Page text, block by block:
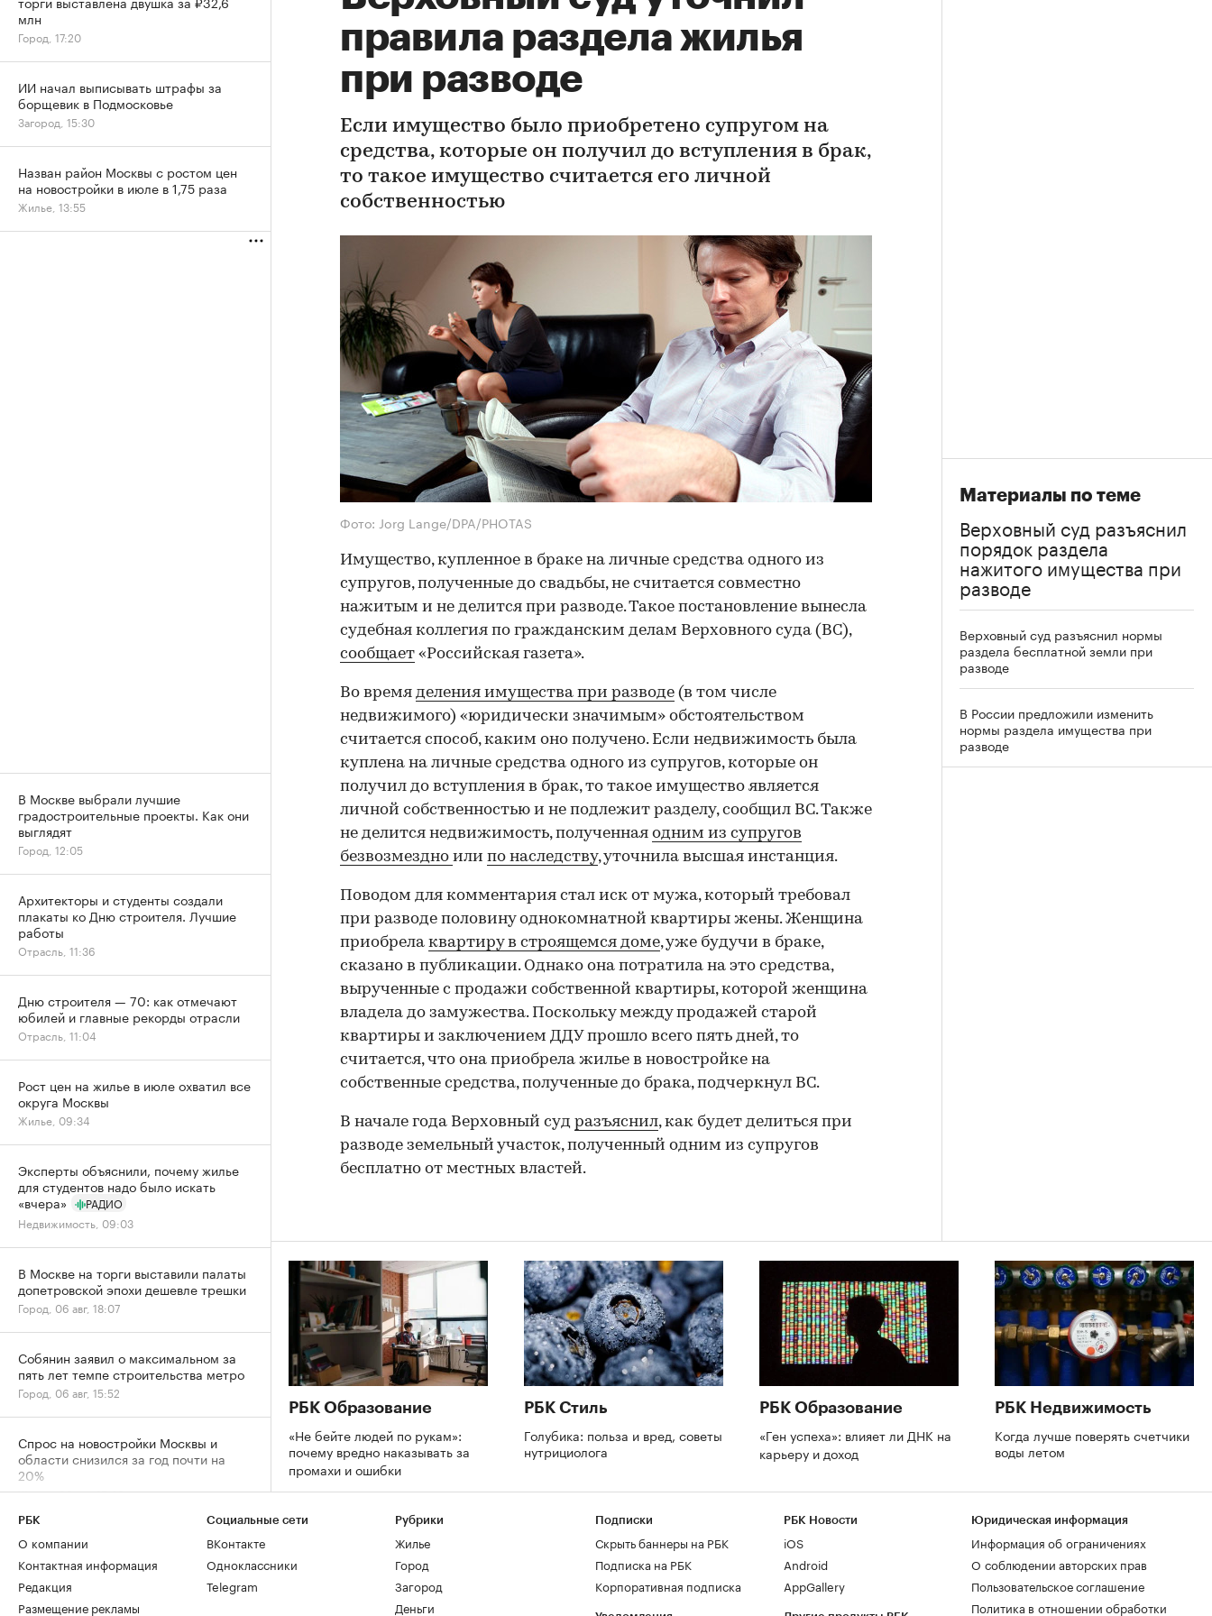
правила раздела жилья
при разводе
Если имущество было приобретено супругом на
средства, которые он получил до вступления в брак,
то такое имущество считается его личной
собственностью
Фото: Jorg Lange/DPA/PHOTAS
Имущество, купленное в браке на личные средства одного из
супругов, полученные до свадьбы, не считается совместно
нажитым и не делится при разводе. Такое постановление вынесла
судебная коллегия по гражданским делам Верховного суда (ВС),
сообщает «Российская газета».
Во время деления имущества при разводе (в том числе
недвижимого) «юридически значимым» обстоятельством
считается способ, каким оно получено. Если недвижимость была
куплена на личные средства одного из супругов, которые он
получил до вступления в брак, то такое имущество является
личной собственностью и не подлежит разделу, сообщил ВС. Также
не делится недвижимость, полученная одним из супругов
безвозмездно или по наследству, уточнила высшая инстанция.
Поводом для комментария стал иск от мужа, который требовал
при разводе половину однокомнатной квартиры жены. Женщина
приобрела квартиру в строящемся доме, уже будучи в браке,
сказано в публикации. Однако она потратила на это средства,
вырученные с продажи собственной квартиры, которой женщина
владела до замужества. Поскольку между продажей старой
квартиры и заключением ДДУ прошло всего пять дней, то
считается, что она приобрела жилье в новостройке на
собственные средства, полученные до брака, подчеркнул ВС.
В начале года Верховный суд разъяснил, как будет делиться при
разводе земельный участок, полученный одним из супругов
бесплатно от местных властей.
Материалы по теме
Верховный суд разъяснил
порядок раздела
нажитого имущества при
разводе
Верховный суд разъяснил нормы
раздела бесплатной земли при
разводе
В России предложили изменить
нормы раздела имущества при
разводе
РБК Образование
«Не бейте людей по рукам»:
почему вредно наказывать за
промахи и ошибки
РБК Стиль
Голубика: польза и вред, советы
нутрициолога
РБК Образование
«Ген успеха»: влияет ли ДНК на
карьеру и доход
РБК Недвижимость
Когда лучше поверять счетчики
воды летом
млн
Город, 17:20
ИИ начал выписывать штрафы за
борщевик в Подмосковье
Загород, 15:30
Назван район Москвы с ростом цен
на новостройки в июле в 1,75 раза
Жилье, 13:55
В Москве выбрали лучшие
градостроительные проекты. Как они
выглядят
Город, 12:05
Архитекторы и студенты создали
плакаты ко Дню строителя. Лучшие
работы
Отрасль, 11:36
Дню строителя — 70: как отмечают
юбилей и главные рекорды отрасли
Отрасль, 11:04
Рост цен на жилье в июле охватил все
округа Москвы
Жилье, 09:34
Эксперты объяснили, почему жилье
для студентов надо было искать
«вчера»
РАДИО
Недвижимость, 09:03
В Москве на торги выставили палаты
допетровской эпохи дешевле трешки
Город, 06 авг, 18:07
Собянин заявил о максимальном за
пять лет темпе строительства метро
Город, 06 авг, 15:52
Спрос на новостройки Москвы и
области снизился за год почти на
20%
Жилье, 06 авг, 15:39
Спрос на ипотеку в июле вернулся к
естественному уровню после
ажиотажа
Деньги, 06 авг, 13:32
РБК
О компании
Контактная информация
Редакция
Размещение рекламы
Социальные сети
ВКонтакте
Одноклассники
Telegram
Рубрики
Жилье
Город
Загород
Деньги
Подписки
Скрыть баннеры на РБК
Подписка на РБК
Корпоративная подписка
РБК Новости
iOS
Android
AppGallery
Юридическая информация
Информация об ограничениях
О соблюдении авторских прав
Пользовательское соглашение
Политика в отношении обработки